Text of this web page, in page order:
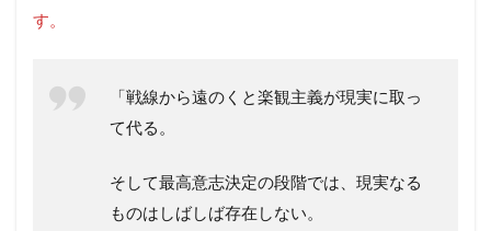
す。
「戦線から遠のくと楽観主義が現実に取っ
て代る。
そして最高意志決定の段階では、現実なる
ものはしばしば存在しない。